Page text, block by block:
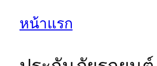
หน้าแรก